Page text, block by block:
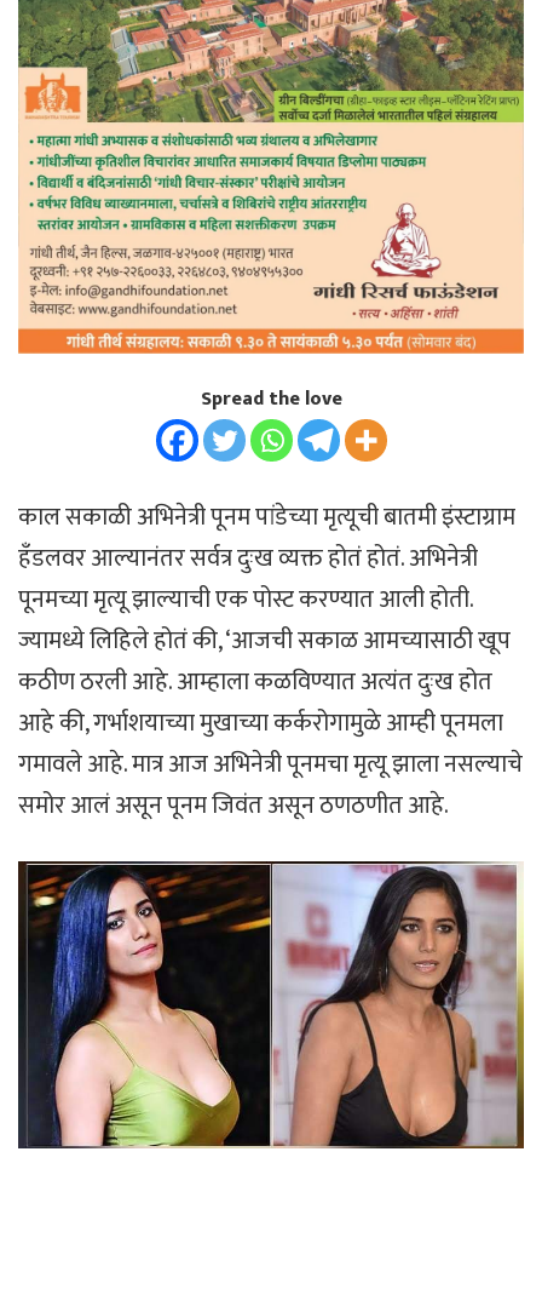
Spread the love
काल सकाळी अभिनेत्री पूनम पांडेच्या मृत्यूची बातमी इंस्टाग्राम
हँडलवर आल्यानंतर सर्वत्र दुःख व्यक्त होतं होतं. अभिनेत्री
पूनमच्या मृत्यू झाल्याची एक पोस्ट करण्यात आली होती.
ज्यामध्ये लिहिले होतं की, ‘आजची सकाळ आमच्यासाठी खूप
कठीण ठरली आहे. आम्हाला कळविण्यात अत्यंत दुःख होत
आहे की, गर्भाशयाच्या मुखाच्या कर्करोगामुळे आम्ही पूनमला
गमावले आहे. मात्र आज अभिनेत्री पूनमचा मृत्यू झाला नसल्याचे
समोर आलं असून पूनम जिवंत असून ठणठणीत आहे.